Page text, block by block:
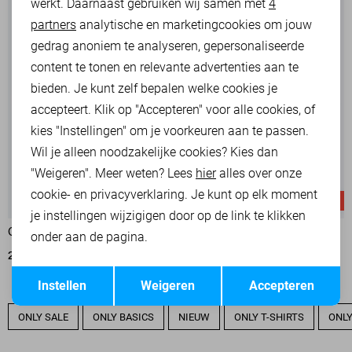
ONLY T-SHIRT
21,99
-50%
ONLY SALE ONLY BASICS NIEUW ONLY T-SHIRTS
Analytische cookies
Marketing cookies
Terug Opslaan
werkt. Daarnaast gebruiken wij samen met 4
partners analytische en marketingcookies om jouw
gedrag anoniem te analyseren, gepersonaliseerde
content te tonen en relevante advertenties aan te
bieden. Je kunt zelf bepalen welke cookies je
accepteert. Klik op "Accepteren" voor alle cookies, of
kies "Instellingen" om je voorkeuren aan te passen.
Wil je alleen noodzakelijke cookies? Kies dan
"Weigeren". Meer weten? Lees hieralles over onze
cookie- en privacyverklaring. Je kunt op elk moment
je instellingen wijzigigen door op de link te klikken
onder aan de pagina.
Accepteren
Weigeren
Instellen